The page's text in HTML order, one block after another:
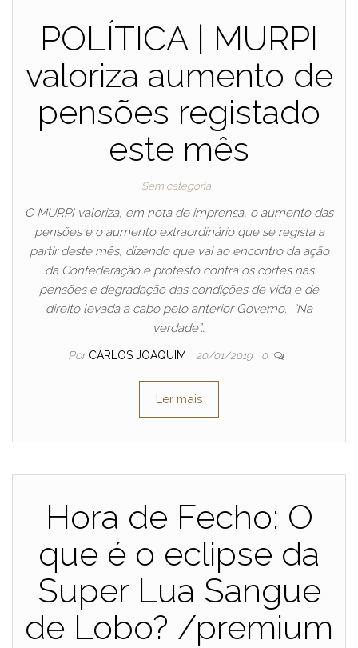
POLÍTICA | MURPI
valoriza aumento de
pensões registado
este mês
Sem categoria
O MURPI valoriza, em nota de imprensa, o aumento das
pensões e o aumento extraordinário que se regista a
partir deste mês, dizendo que vai ao encontro da ação
da Confederação e protesto contra os cortes nas
pensões e degradação das condições de vida e de
direito levada a cabo pelo anterior Governo. “Na
verdade”…
Por CARLOS JOAQUIM 20/01/2019 0
Ler mais
Hora de Fecho: O
que é o eclipse da
Super Lua Sangue
de Lobo? /premium